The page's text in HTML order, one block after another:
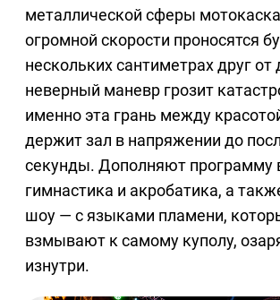
металлической сферы
огромной скорости проносятся
нескольких сантиметрах друг от
неверный маневр грозит
именно эта грань между
держит зал в напряжении до
секунды. Дополняют программу
гимнастика и акробатика, а
шоу — с языками пламени,
взмывают к самому куполу,
изнутри.